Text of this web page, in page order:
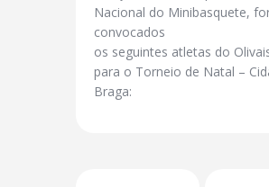
Nacional do Minibasquete,
convocados
os seguintes atletas do
para o Torneio de Natal –
Braga: